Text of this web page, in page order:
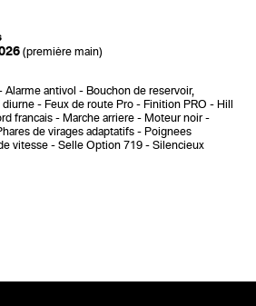
(première main)
Alarme antivol
Bouchon de reservoir,
diurne Feux de route Pro Finition PRO
Hill
francais Marche arriere
Moteur noir
de virages adaptatifs
Poignees
vitesse Selle Option 719
Silencieux